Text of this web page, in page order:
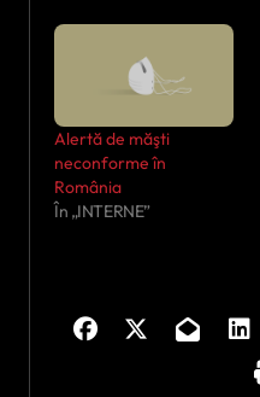
Alertă de măşti
neconforme în
România
În „INTERNE”